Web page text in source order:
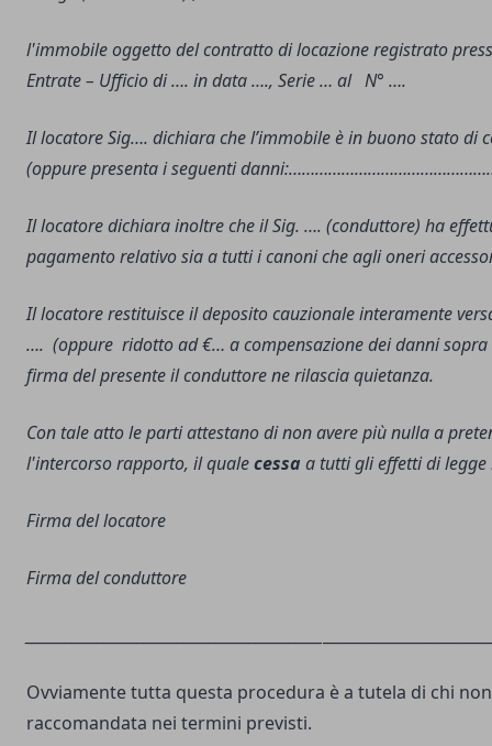
l'immobile oggetto del contratto di locazione registrato
Entrate – Ufficio di …. in data …., Serie … al N° ….
Il locatore Sig…. dichiara che l’immobile è in buono stato di
(oppure presenta i seguenti
Il locatore dichiara inoltre che il Sig. …. (conduttore) ha
pagamento relativo sia a tutti i canoni che agli oneri
Il locatore restituisce il deposito cauzionale interamente
…. (oppure ridotto ad €… a compensazione dei danni
firma del presente il conduttore ne rilascia quietanza.
Con tale atto le parti attestano di non avere più nulla a
l'intercorso rapporto, il qualecessa a tutti gli effetti di
Firma del locatore
Firma del conduttore
Ovviamente tutta questa procedura è a tutela di chi
raccomandata nei termini previsti.